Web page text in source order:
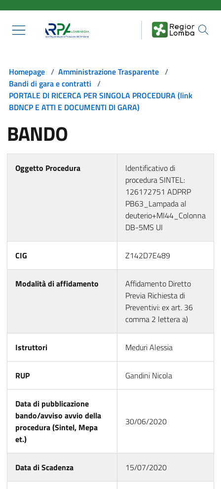
Homepage / Amministrazione Trasparente /
Bandi di gara e contratti /
PORTALE DI RICERCA PER SINGOLA PROCEDURA (link
BDNCP E ATTI E DOCUMENTI DI GARA)
BANDO
Oggetto Procedura
Identificativo di
procedura SINTEL:
126172751 ADPRP
PB63_Lampada al
deuterio+MI44_Colonna
DB-5MS UI
CIG Z142D7E489
Modalità di affidamento
Affidamento Diretto
Previa Richiesta di
Preventivi: ex art. 36
comma 2 lettera a)
Istruttori Meduri Alessia
RUP Gandini Nicola
Data di pubblicazione
bando/avviso avvio della
procedura (Sintel, Mepa
et.)
30/06/2020
Data di Scadenza 15/07/2020